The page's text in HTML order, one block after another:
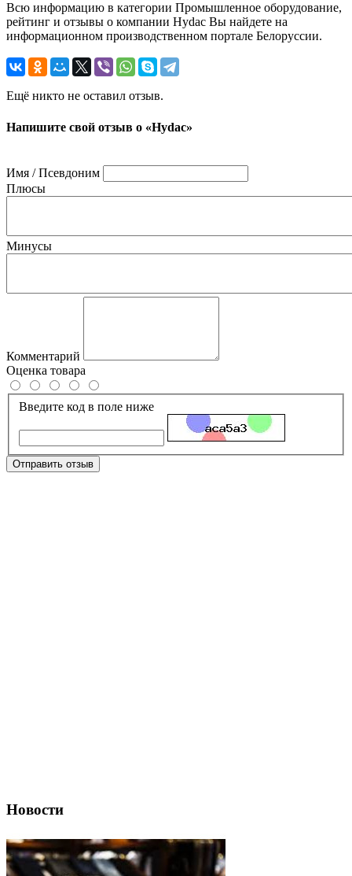
Всю информацию в категории Промышленное оборудование,
рейтинг и отзывы о компании Hydac Вы найдете на
информационном производственном портале Белоруссии.
Ещё никто не оставил отзыв.
Напишите свой отзыв о «Hydac»
Имя / Псевдоним
Плюсы
Минусы
Комментарий
Оценка товара
Введите код в поле ниже
Отправить отзыв
Новости